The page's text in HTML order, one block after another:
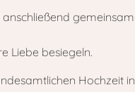
gemeinsam
Liebe besiegeln.
Hochzeit in